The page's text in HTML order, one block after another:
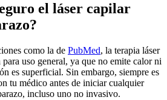
el láser capilar
como la de PubMed, la terapia láser
uso general, ya que no emite calor ni
es superficial. Sin embargo, siempre es
tu médico antes de iniciar cualquier
incluso uno no invasivo.